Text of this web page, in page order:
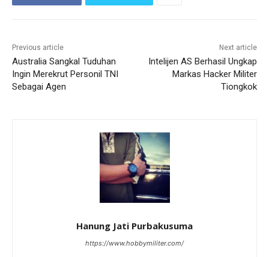
Previous article
Australia Sangkal Tuduhan
Ingin Merekrut Personil TNI
Sebagai Agen
Next article
Intelijen AS Berhasil Ungkap
Markas Hacker Militer
Tiongkok
Hanung Jati Purbakusuma
https://www.hobbymiliter.com/